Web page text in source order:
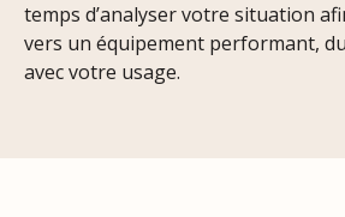
temps d’analyser votre situation
vers un équipement performant,
avec votre usage.